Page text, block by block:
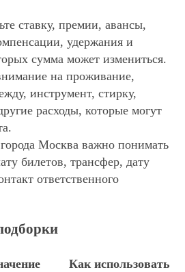
ставку, премии, авансы,
удержания и
сумма может измениться.
на проживание,
инструмент, стирку,
расходы, которые могут
Москва важно понимать
билетов, трансфер, дату
ответственного
Как использовать